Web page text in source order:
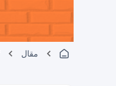
مقال